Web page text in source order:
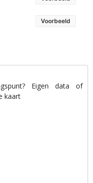
Voorbeeld
Eigen data of
kaart